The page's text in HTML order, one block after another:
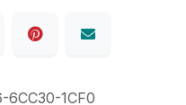
6CC30-1CF0